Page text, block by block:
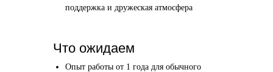
Что ожидаем
поддержка и дружеская атмосфера
Опыт работы от 1 года для обычного
Отвечаете по-английски на 4 вопроса